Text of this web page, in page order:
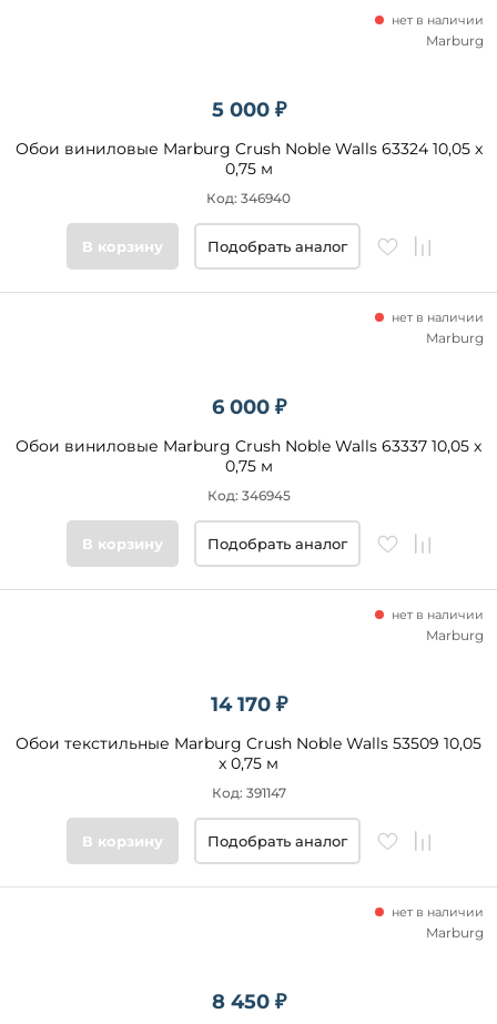
5 000 ₽
Обои виниловые Marburg Crush Noble Walls 63324 10,05 x
0,75 м
нет в наличии
Код: 346940
Marburg
В корзину Подобрать аналог
6 000 ₽
Обои виниловые Marburg Crush Noble Walls 63337 10,05 x
0,75 м
нет в наличии
Код: 346945
Marburg
В корзину Подобрать аналог
14 170 ₽
Обои текстильные Marburg Crush Noble Walls 53509 10,05
x 0,75 м
нет в наличии
Код: 391147
Marburg
В корзину Подобрать аналог
8 450 ₽
нет в наличии
Marburg